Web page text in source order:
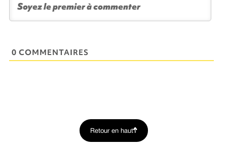
0 COMMENTAIRES
Retour en haut